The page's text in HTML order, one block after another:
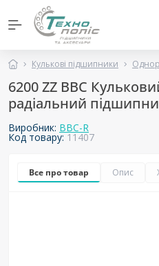
Кулькові підшипники
6200 ZZ BBC
радіальний
Виробник: BBC-R
Код товару:11407
Все про товар Опис